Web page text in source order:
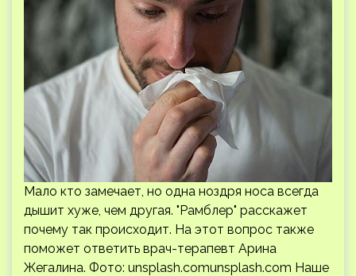
Мало кто замечает, но одна ноздря носа всегда
дышит хуже, чем другая. "Рамблер" расскажет
почему так происходит. На этот вопрос также
поможет ответить врач-терапевт Арина
Жегалина. Фото: unsplash.comunsplash.com Наше